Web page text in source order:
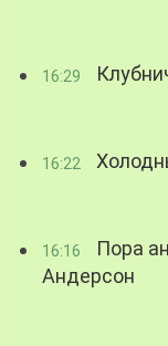
16:29
16:22
16:16
Пора
Андерсон